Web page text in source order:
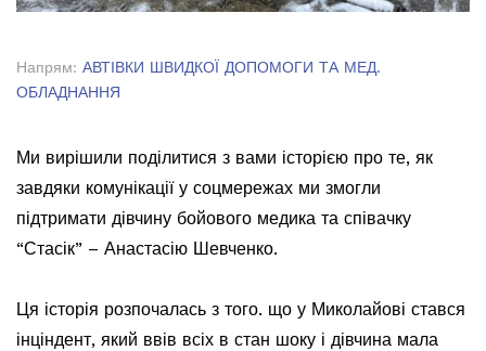
Напрям: АВТІВКИ ШВИДКОЇ ДОПОМОГИ ТА МЕД.
ОБЛАДНАННЯ
Ми вирішили поділитися з вами історією про те, як
завдяки комунікації у соцмережах ми змогли
підтримати дівчину бойового медика та співачку
“Стасік” – Анастасію Шевченко.
Ця історія розпочалась з того. що у Миколайові стався
інціндент, який ввів всіх в стан шоку і дівчина мала